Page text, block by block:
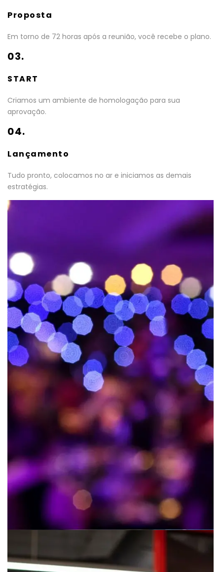
Proposta
Em torno de 72 horas após a reunião, você recebe o plano.
03.
START
Criamos um ambiente de homologação para sua
aprovação.
04.
Lançamento
Tudo pronto, colocamos no ar e iniciamos as demais
estratégias.